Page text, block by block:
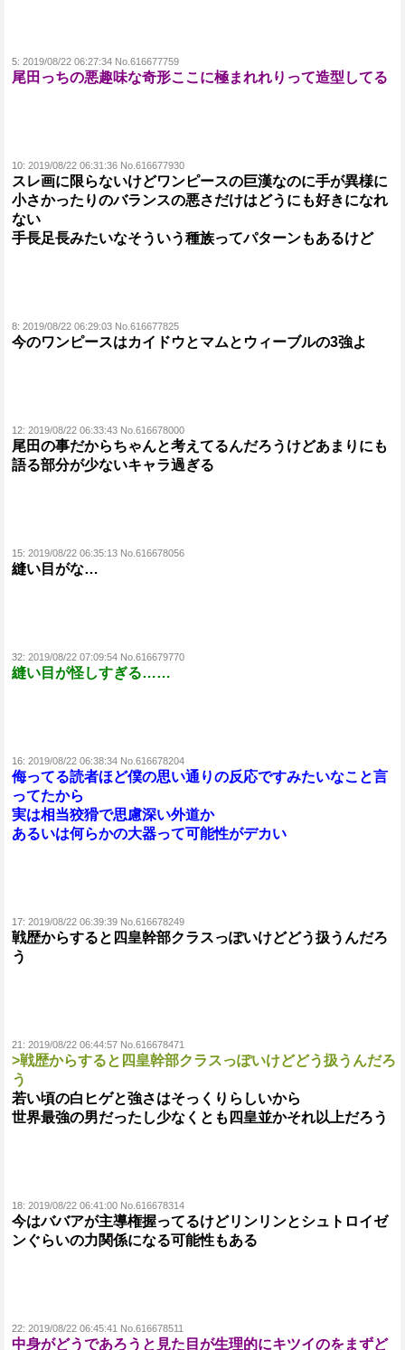
5: 2019/08/22 06:27:34 No.616677759
尾田っちの悪趣味な奇形ここに極まれれりって造型してる
10: 2019/08/22 06:31:36 No.616677930
スレ画に限らないけどワンピースの巨漢なのに手が異様に
小さかったりのバランスの悪さだけはどうにも好きになれ
ない
手長足長みたいなそういう種族ってパターンもあるけど
8: 2019/08/22 06:29:03 No.616677825
今のワンピースはカイドウとマムとウィーブルの3強よ
12: 2019/08/22 06:33:43 No.616678000
尾田の事だからちゃんと考えてるんだろうけどあまりにも
語る部分が少ないキャラ過ぎる
15: 2019/08/22 06:35:13 No.616678056
縫い目がな…
32: 2019/08/22 07:09:54 No.616679770
縫い目が怪しすぎる……
16: 2019/08/22 06:38:34 No.616678204
侮ってる読者ほど僕の思い通りの反応ですみたいなこと言
ってたから
実は相当狡猾で思慮深い外道か
あるいは何らかの大器って可能性がデカい
17: 2019/08/22 06:39:39 No.616678249
戦歴からすると四皇幹部クラスっぽいけどどう扱うんだろ
う
21: 2019/08/22 06:44:57 No.616678471
>戦歴からすると四皇幹部クラスっぽいけどどう扱うんだろ
う
若い頃の白ヒゲと強さはそっくりらしいから
世界最強の男だったし少なくとも四皇並かそれ以上だろう
18: 2019/08/22 06:41:00 No.616678314
今はババアが主導権握ってるけどリンリンとシュトロイゼ
ンぐらいの力関係になる可能性もある
22: 2019/08/22 06:45:41 No.616678511
中身がどうであろうと見た目が生理的にキツイのをまずど